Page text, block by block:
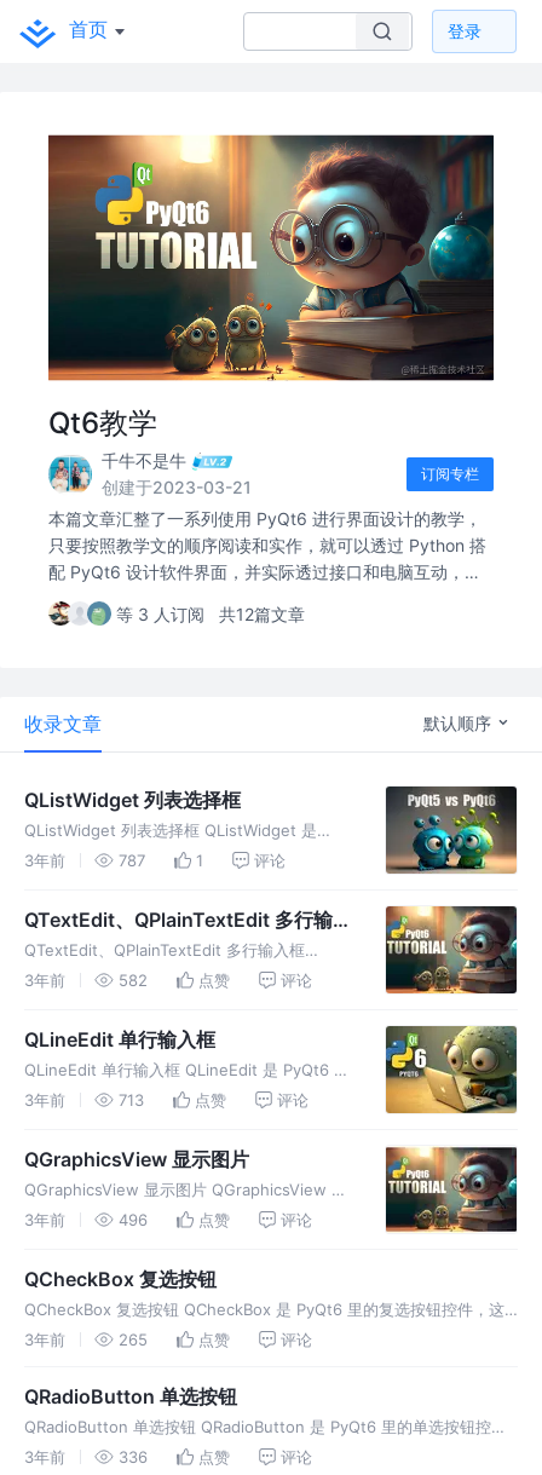
首页 登录
Qt6教学
千牛不是牛
创建于2023-03-21
订阅专栏
本篇文章汇整了一系列使用 PyQt6 进行界面设计的教学，
只要按照教学文的顺序阅读和实作，就可以透过 Python 搭
配 PyQt6 设计软件界面，并实际透过接口和电脑互动，实
现开启文件、编辑图片、传送消息... 等软件功能。
等 3 人订阅 共12篇文章
收录文章 默认顺序
QListWidget 列表选择框
QListWidget 列表选择框 QListWidget 是
PyQt6 里的列表选择框控件，这篇教学会介绍
择框，并简单介绍与 QLis
3年前 787 1 评论
QTextEdit、QPlainTextEdit 多行输入
框
QTextEdit、QPlainTextEdit 多行输入框
QTextEdit 和 QPlainTextEdit 是 PyQt6 里的多
PyQt6 窗口里加入
3年前 582 点赞 评论
QLineEdit 单行输入框
QLineEdit 单行输入框 QLineEdit 是 PyQt6 里
的单行输入框组件，这篇教学会介绍如何在
实作修改样式以及读取输入文字等基
3年前 713 点赞 评论
QGraphicsView 显示图片
QGraphicsView 显示图片 QGraphicsView 是
PyQt6 里负责显示图形的组件，搭配
显示图片
3年前 496 点赞 评论
QCheckBox 复选按钮
QCheckBox 复选按钮 QCheckBox 是 PyQt6 里的复选按钮控件，这
篇教学会介绍如何在 PyQt6 视窗里加入 QCheckBox 复选按钮，并进
3年前 265 点赞 评论
QRadioButton 单选按钮
QRadioButton 单选按钮 QRadioButton 是 PyQt6 里的单选按钮控
件，这篇教学会介绍如何在 PyQt6 窗口里加入 QRadioButton 单选按
3年前 336 点赞 评论